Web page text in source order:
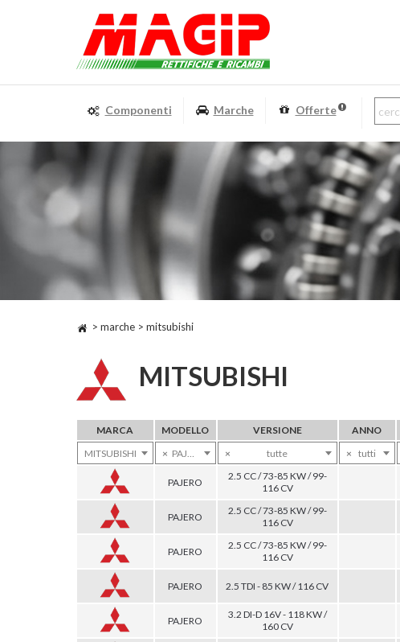
Componenti Marche Offerte
> marche > mitsubishi
MITSUBISHI
MARCA MODELLO VERSIONE ANNO
MITSUBISHI
× PAJERO × tutte × tutti
PAJERO
2.5 CC / 73-85 KW / 99-
116 CV
PAJERO
2.5 CC / 73-85 KW / 99-
116 CV
PAJERO
2.5 CC / 73-85 KW / 99-
116 CV
PAJERO 2.5 TDI - 85 KW / 116 CV
PAJERO
3.2 DI-D 16V - 118 KW /
160 CV